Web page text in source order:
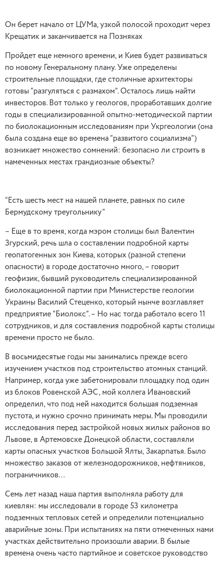
Он берет начало от ЦУМа, узкой полосой проходит через
Крещатик и заканчивается на Позняках
Пройдет еще немного времени, и Киев будет развиваться
по новому Генеральному плану. Уже определены
строительные площадки, где столичные архитекторы
готовы “разгуляться с размахом”. Осталось лишь найти
инвесторов. Вот только у геологов, проработавших долгие
годы в специализированной опытно-методической партии
по биолокационным исследованиям при Укргеологии (она
была создана еще во времена “развитого социализма”)
возникает множество сомнений: безопасно ли строить в
намеченных местах грандиозные объекты?
“Есть шесть мест на нашей планете, равных по силе
Бермудскому треугольнику”
– Еще в то время, когда мэром столицы был Валентин
Згурский, речь шла о составлении подробной карты
геопатогенных зон Киева, которых (разной степени
опасности) в городе достаточно много, – говорит
геофизик, бывший руководитель специализированной
биолокационной партии при Министерстве геологии
Украины Василий Стеценко, который нынче возглавляет
предприятие “Биолокс”. – Но нас тогда работало всего 11
сотрудников, и для составления подробной карты столицы
времени просто не было.
В восьмидесятые годы мы занимались прежде всего
изучением участков под строительство атомных станций.
Например, когда уже забетонировали площадку под один
из блоков Ровенской АЭС, мой коллега Ивановский
определил, что под ней находится большая подземная
пустота, и нужно срочно принимать меры. Мы проводили
исследования перед застройкой новых жилых районов во
Львове, в Артемовске Донецкой области, составляли
карты опасных участков Большой Ялты, Закарпатья. Было
множество заказов от железнодорожников, нефтяников,
пограничников…
Семь лет назад наша партия выполняла работу для
киевлян: мы исследовали в городе 53 километра
подземных тепловых сетей и определили потенциально
аварийные зоны. При испытаниях на пяти отмеченных нами
участках действительно произошли аварии. В былые
времена очень часто партийное и советское руководство